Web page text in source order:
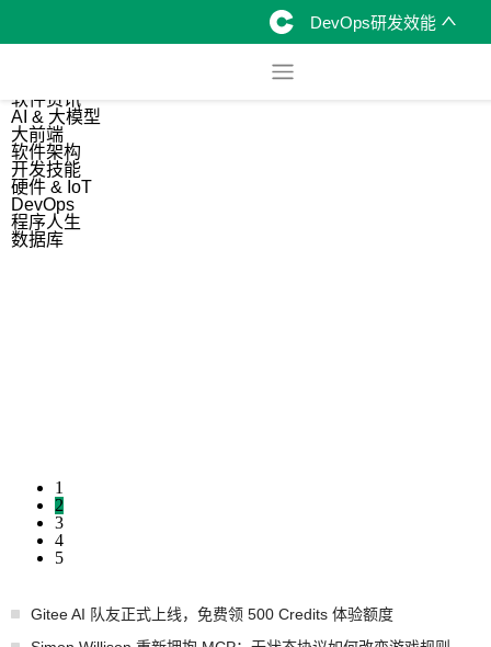
DevOps研发效能
软件资讯
AI & 大模型
大前端
软件架构
开发技能
硬件 & IoT
DevOps
程序人生
数据库
1
2
3
4
5
Gitee AI 队友正式上线，免费领 500 Credits 体验额度